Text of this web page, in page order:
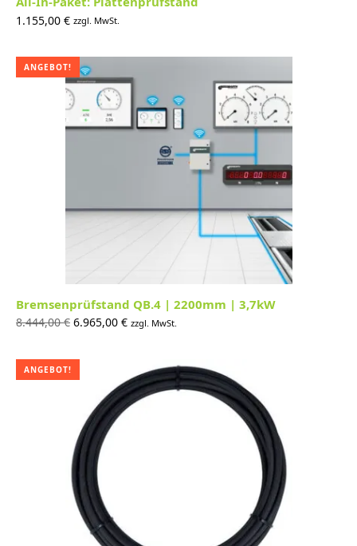
1.155,00 € zzgl. MwSt.
ANGEBOT!
Bremsenprüfstand QB.4 | 2200mm | 3,7kW
8.444,00€ Ursprünglicher
8.444,00 €
6.965,00 €Aktueller
zzgl. MwSt.
ANGEBOT!